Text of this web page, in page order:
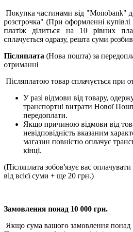
Покупка частинами від "Monobank"
розстрочка" (При оформленні
платіж ділиться на 10 рівних
сплачується одразу, решта суми
Післяплата (Нова пошта) за
отриманні
Післяплатою товар сплачується при
У разі відмови від товару,
транспортні витрати Нової
передоплати.
Якщо причиною відмови від
невідповідність вказаним
магазин повністю оплачує
кінці.
(Післяплата зобов'язує вас
від всієї суми + ще 20 грн.)
Замовлення понад 10 000 грн.
Якщо сума вашого замовлення понад